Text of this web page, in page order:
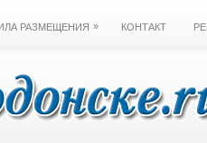
РАЗМЕЩЕНИЯ » КОНТАКТ